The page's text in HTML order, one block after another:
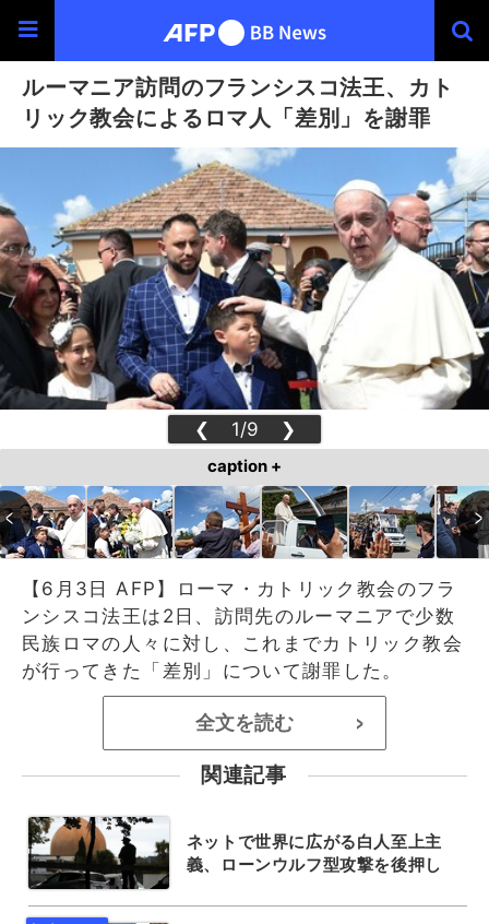
ルーマニア訪問のフランシスコ法王、カト
リック教会によるロマ人「差別」を謝罪
❮ 1/9 ❯
caption +
【6月3日 AFP】ローマ・カトリック教会のフラ
ンシスコ法王は2日、訪問先のルーマニアで少数
民族ロマの人々に対し、これまでカトリック教会
が行ってきた「差別」について謝罪した。
全文を読む >
関連記事
ネットで世界に広がる白人至上主
義、ローンウルフ型攻撃を後押し